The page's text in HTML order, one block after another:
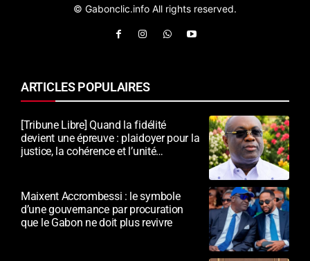
© Gabonclic.info All rights reserved.
ARTICLES POPULAIRES
[Tribune Libre] Quand la fidélité
devient une épreuve : plaidoyer pour la
justice, la cohérence et l’unité
Maixent Accrombessi : le symbole
d’une gouvernance par procuration
que le Gabon ne doit plus revivre